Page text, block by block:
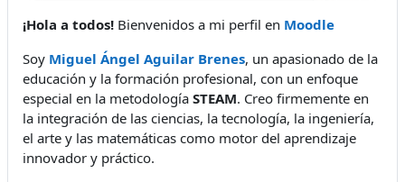
¡Hola a todos! Bienvenidos a mi perfil en Moodle
Soy Miguel Ángel Aguilar Brenes, un apasionado de la
educación y la formación profesional, con un enfoque
especial en la metodología STEAM. Creo firmemente en
la integración de las ciencias, la tecnología, la ingeniería,
el arte y las matemáticas como motor del aprendizaje
innovador y práctico.